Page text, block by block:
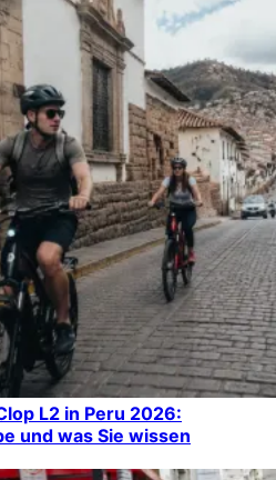
L2 in Peru 2026:
und was Sie wissen